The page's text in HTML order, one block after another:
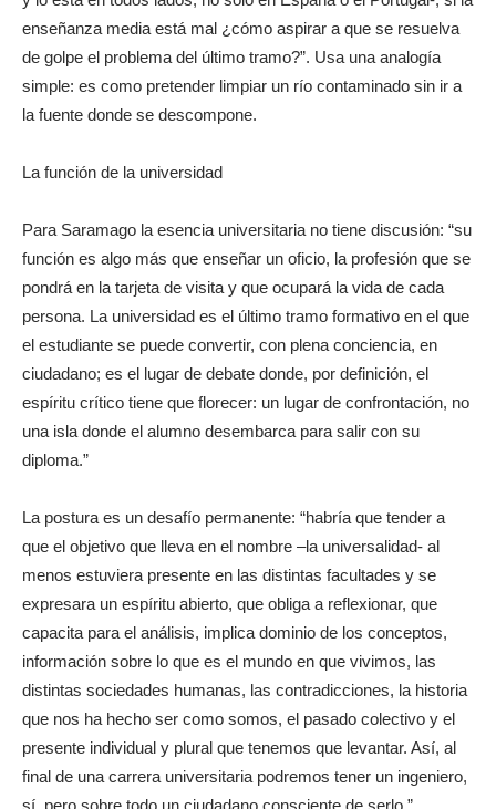
enseñanza media está mal ¿cómo aspirar a que se resuelva
de golpe el problema del último tramo?”. Usa una analogía
simple: es como pretender limpiar un río contaminado sin ir a
la fuente donde se descompone.
La función de la universidad
Para Saramago la esencia universitaria no tiene discusión: “su
función es algo más que enseñar un oficio, la profesión que se
pondrá en la tarjeta de visita y que ocupará la vida de cada
persona. La universidad es el último tramo formativo en el que
el estudiante se puede convertir, con plena conciencia, en
ciudadano; es el lugar de debate donde, por definición, el
espíritu crítico tiene que florecer: un lugar de confrontación, no
una isla donde el alumno desembarca para salir con su
diploma.”
La postura es un desafío permanente: “habría que tender a
que el objetivo que lleva en el nombre –la universalidad- al
menos estuviera presente en las distintas facultades y se
expresara un espíritu abierto, que obliga a reflexionar, que
capacita para el análisis, implica dominio de los conceptos,
información sobre lo que es el mundo en que vivimos, las
distintas sociedades humanas, las contradicciones, la historia
que nos ha hecho ser como somos, el pasado colectivo y el
presente individual y plural que tenemos que levantar. Así, al
final de una carrera universitaria podremos tener un ingeniero,
sí, pero sobre todo un ciudadano consciente de serlo.”